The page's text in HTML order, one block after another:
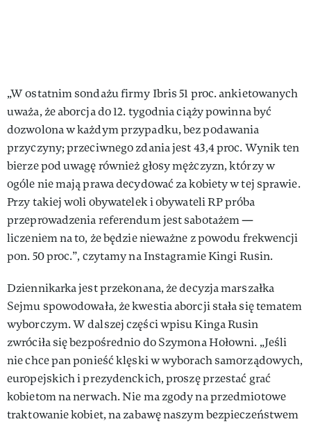
„W ostatnim sondażu firmy Ibris 51 proc. ankietowanych
uważa, że aborcja do 12. tygodnia ciąży powinna być
dozwolona w każdym przypadku, bez podawania
przyczyny; przeciwnego zdania jest 43,4 proc. Wynik ten
bierze pod uwagę również głosy mężczyzn, którzy w
ogóle nie mają prawa decydować za kobiety w tej sprawie.
Przy takiej woli obywatelek i obywateli RP próba
przeprowadzenia referendum jest sabotażem —
liczeniem na to, że będzie nieważne z powodu frekwencji
pon. 50 proc.”, czytamy na Instagramie Kingi Rusin.
Dziennikarka jest przekonana, że decyzja marszałka
Sejmu spowodowała, że kwestia aborcji stała się tematem
wyborczym. W dalszej części wpisu Kinga Rusin
zwróciła się bezpośrednio do Szymona Hołowni. „Jeśli
nie chce pan ponieść klęski w wyborach samorządowych,
europejskich i prezydenckich, proszę przestać grać
kobietom na nerwach. Nie ma zgody na przedmiotowe
traktowanie kobiet, na zabawę naszym bezpieczeństwem